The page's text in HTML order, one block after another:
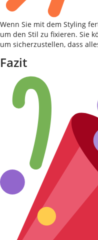
Wenn Sie mit dem Styling
um den Stil zu fixieren. Sie
um sicherzustellen, dass
Fazit